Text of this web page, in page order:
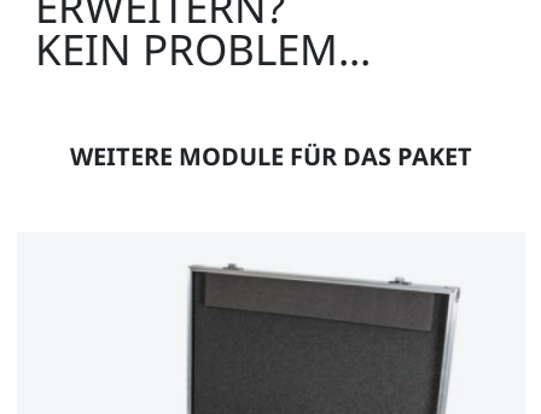
KEIN PROBLEM...
WEITERE MODULE FÜR DAS PAKET